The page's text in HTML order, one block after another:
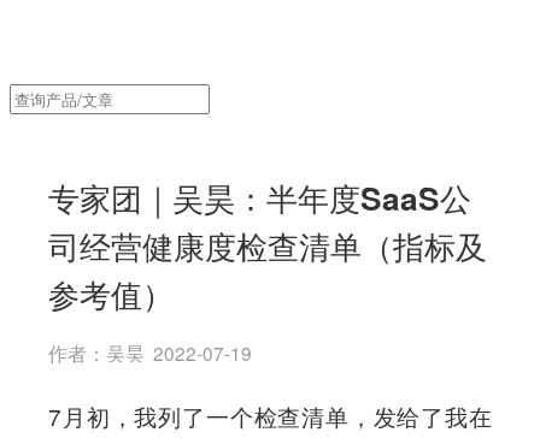
专家团｜吴昊：半年度SaaS公
司经营健康度检查清单（指标及
参考值）
作者： 吴昊 2022-07-19
7月初，我列了一个检查清单，发给了我在